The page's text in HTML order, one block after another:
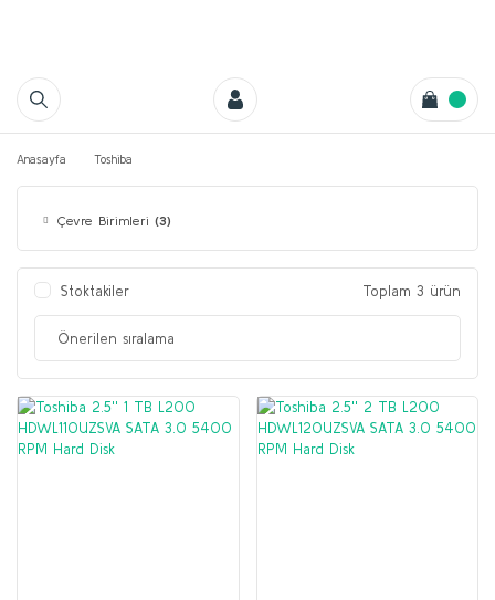
Anasayfa Toshiba
Çevre Birimleri (3)
Stoktakiler Toplam 3 ürün